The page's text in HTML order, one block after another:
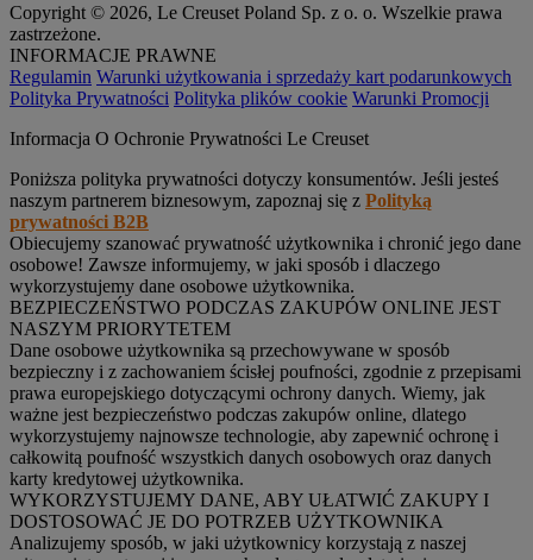
Copyright © 2026, Le Creuset Poland Sp. z o. o. Wszelkie prawa
zastrzeżone.
INFORMACJE PRAWNE
Regulamin Warunki użytkowania i sprzedaży kart podarunkowych
Polityka Prywatności Polityka plików cookie Warunki Promocji
Informacja O Ochronie Prywatności Le Creuset
Poniższa polityka prywatności dotyczy konsumentów. Jeśli jesteś
naszym partnerem biznesowym, zapoznaj się z Polityką
prywatności B2B
Obiecujemy szanować prywatność użytkownika i chronić jego dane
osobowe! Zawsze informujemy, w jaki sposób i dlaczego
wykorzystujemy dane osobowe użytkownika.
BEZPIECZEŃSTWO PODCZAS ZAKUPÓW ONLINE JEST
NASZYM PRIORYTETEM
Dane osobowe użytkownika są przechowywane w sposób
bezpieczny i z zachowaniem ścisłej poufności, zgodnie z przepisami
prawa europejskiego dotyczącymi ochrony danych. Wiemy, jak
ważne jest bezpieczeństwo podczas zakupów online, dlatego
wykorzystujemy najnowsze technologie, aby zapewnić ochronę i
całkowitą poufność wszystkich danych osobowych oraz danych
karty kredytowej użytkownika.
WYKORZYSTUJEMY DANE, ABY UŁATWIĆ ZAKUPY I
DOSTOSOWAĆ JE DO POTRZEB UŻYTKOWNIKA
Analizujemy sposób, w jaki użytkownicy korzystają z naszej